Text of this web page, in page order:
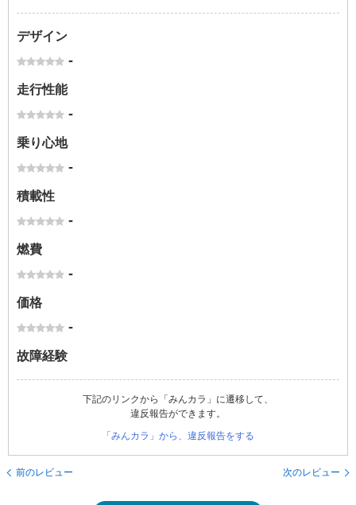
デザイン
-
走行性能
-
乗り心地
-
積載性
-
燃費
-
価格
-
故障経験
下記のリンクから「みんカラ」に遷移して、
違反報告ができます。
「みんカラ」から、違反報告をする
前のレビュー 次のレビュー